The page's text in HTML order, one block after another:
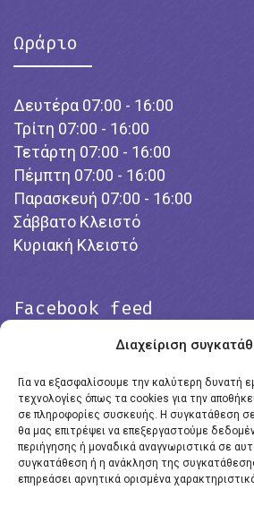
Διαχείριση
Για να εξασφαλίσουμε την καλύτερη δυνατή
τεχνολογίες όπως τα cookies για την
σε πληροφορίες συσκευής. Η συγκατάθεση
θα μας επιτρέψει να επεξεργαστούμε
περιήγησης ή μοναδικά αναγνωριστικά σε
συγκατάθεση ή η ανάκληση της
επηρεάσει αρνητικά ορισμένα
Ωράριο
Δευτέρα 07:00 - 16:00
Τρίτη 07:00 - 16:00
Τετάρτη 07:00 - 16:00
Πέμπτη 07:00 - 16:00
Παρασκευή 07:00 - 16:00
Σάββατο Κλειστό
Κυριακή Κλειστό
Facebook feed
Click to accept marketing